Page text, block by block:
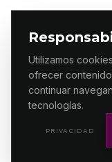
Utilizamos
ofrecer
continuar
tecnologías.
PRIVACIDAD
© 2026 ES
RESERVADOS /